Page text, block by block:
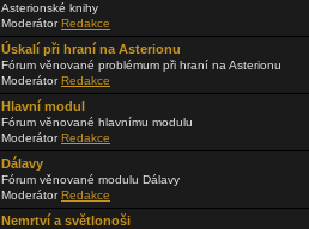
Asterionské knihy
ModerátorRedakce
Úskalí při hraní na Asterionu
Fórum věnované problémum při hraní na Asterionu
ModerátorRedakce
Hlavní modul
Fórum věnované hlavnímu modulu
ModerátorRedakce
Dálavy
Fórum věnované modulu Dálavy
ModerátorRedakce
Nemrtví a světlonoši